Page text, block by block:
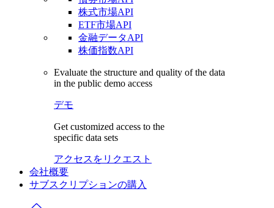
株式市場API
ETF市場API
金融データAPI
株価指数API
Evaluate the structure and quality of the data
in the public demo access
デモ
Get customized access to the
specific data sets
アクセスをリクエスト
会社概要
サブスクリプションの購入